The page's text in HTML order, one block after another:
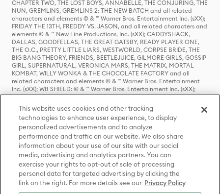
CHAPTER TWO, THE LOST BOYS, ANNABELLE, THE CONJURING, THE
NUN, GREMLINS, GREMLINS 2: THE NEW BATCH and all related
characters and elements © & ™ Warner Bros. Entertainment Inc. (sXX);
FRIDAY THE 13TH, FREDDY VS. JASON, and all related characters and
elements © & ™ New Line Productions, Inc. (sXX); CADDYSHACK,
DALLAS, GOODFELLAS, THE GREAT GATSBY, READY PLAYER ONE,
THE O.C., PRETTY LITTLE LIARS, WESTWORLD, CORPSE BRIDE, THE
BIG BANG THEORY, FRIENDS, BEETLEJUICE, GILMORE GIRLS, GOSSIP
GIRL, SUPERNATURAL, VERONICA MARS, THE MATRIX, MORTAL
KOMBAT, WILLY WONKA & THE CHOCOLATE FACTORY and all
related characters and elements © & ™ Warner Bros. Entertainment
Inc. (sXX); WB SHIELD: © & ™ Warner Bros. Entertainment Inc. (sXX);
HOUSE OF THE DRAGON, GAME OF THRONES, and all related
characters and elements © & ™ Home Box Office, Inc. (sXX); CHILLING
ADVENTURES OF SABRINA, RIVERDALE © & ™ Warner Bros.
Entertainment Inc. Archie Comics and all related characters and
elements © & ™ Archie Comic Publications, Inc. Used with permission.
(sXX); SEINFELD and all related characters and elements © & ™ Castle
Rock Entertainment. (sXX); TED LASSO © & ™ Warner Bros.
Entertainment Inc. & Universal Television LLC (sXX); THE HOBBIT: AN
UNEXPECTED JOURNEY, THE HOBBIT: THE DESOLATION OF SMAUG,
THE HOBBIT: THE BATTLE OF THE FIVE ARMIES, THE LORD OF THE
RINGS: THE FELLOWSHIP OF THE RING, THE LORD OF THE RINGS: THE
TWO TOWERS, THE LORD OF THE RINGS: THE RETURN OF THE KING
and the names of the characters, items, events and places therein are
This website uses cookies and other tracking
technologies to enhance user experience, to display
personalized advertisements and to analyze
performance and traffic on our website. We also share
information about your use of our site with our social
media, advertising and analytics partners. You can
exercise your rights to opt-out of sale of processing
personal data for targeted advertising by clicking the
link on the right. For more details see our Privacy Policy